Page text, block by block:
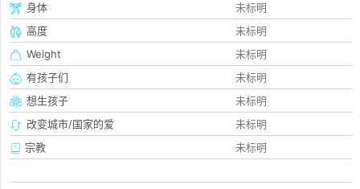
身体
未标明
高度
未标明
Weight
未标明
有孩子们
未标明
想生孩子
未标明
改变城市/国家的爱
未标明
宗教
未标明